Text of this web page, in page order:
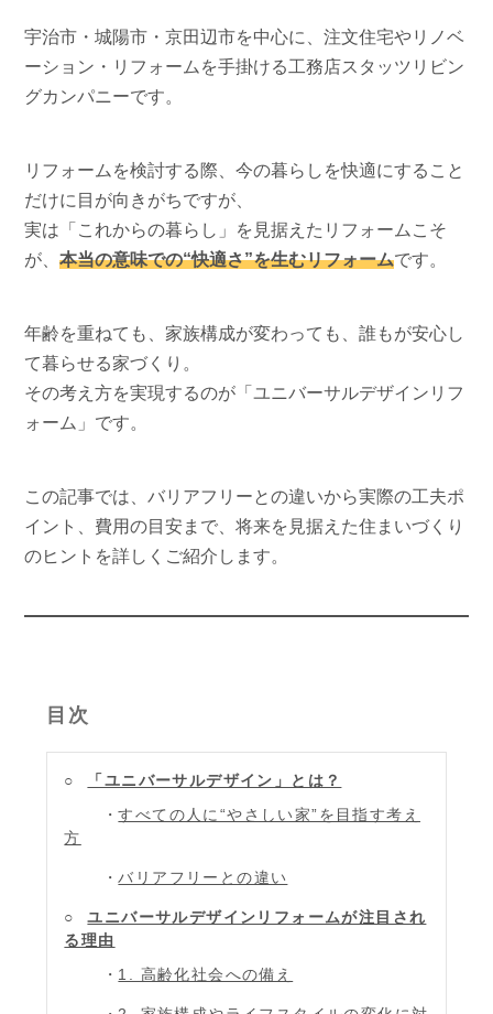
宇治市・城陽市・京田辺市を中心に、注文住宅やリノベ
ーション・リフォームを手掛ける工務店スタッツリビン
グカンパニーです。
リフォームを検討する際、今の暮らしを快適にすること
だけに目が向きがちですが、
実は「これからの暮らし」を見据えたリフォームこそ
が、本当の意味での“快適さ”を生むリフォームです。
年齢を重ねても、家族構成が変わっても、誰もが安心し
て暮らせる家づくり。
その考え方を実現するのが「ユニバーサルデザインリフ
ォーム」です。
この記事では、バリアフリーとの違いから実際の工夫ポ
イント、費用の目安まで、将来を見据えた住まいづくり
のヒントを詳しくご紹介します。
目次
「ユニバーサルデザイン」とは？
すべての人に“やさしい家”を目指す考え
方
バリアフリーとの違い
ユニバーサルデザインリフォームが注目され
る理由
1. 高齢化社会への備え